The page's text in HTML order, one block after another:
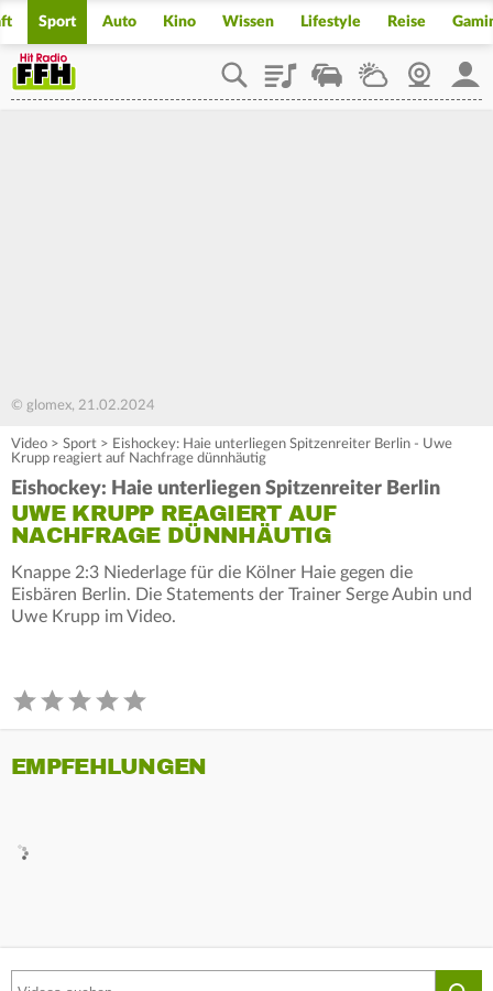
Sport Auto Kino Wissen Lifestyle Reise
PlaylistStaupilotWetterWebcam
© glomex, 21.02.2024
Video > Sport > Eishockey: Haie unterliegen Spitzenreiter Berlin - Uwe
Krupp reagiert auf Nachfrage dünnhäutig
Eishockey: Haie unterliegen Spitzenreiter Berlin
UWE KRUPP REAGIERT AUF
NACHFRAGE DÜNNHÄUTIG
Knappe 2:3 Niederlage für die Kölner Haie gegen die
Eisbären Berlin. Die Statements der Trainer Serge Aubin und
Uwe Krupp im Video.
EMPFEHLUNGEN